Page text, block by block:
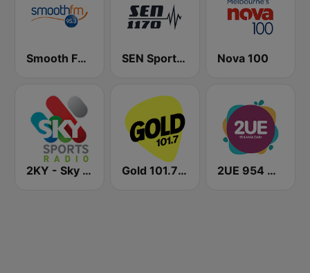
Smooth FM 95.3 Sydney SEN Sports 1170 Sydney Nova 100
2KY - Sky Sports Radio Gold 101.7 FM 2UE 954 AM